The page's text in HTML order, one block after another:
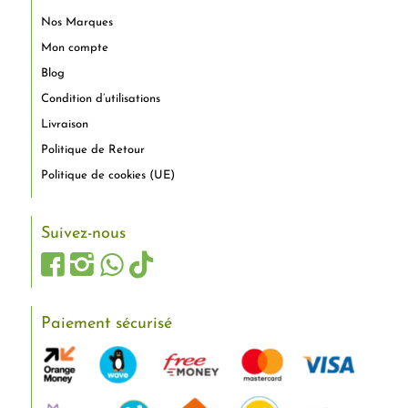
Nos Marques
Mon compte
Blog
Condition d’utilisations
Livraison
Politique de Retour
Politique de cookies (UE)
Suivez-nous
Paiement sécurisé